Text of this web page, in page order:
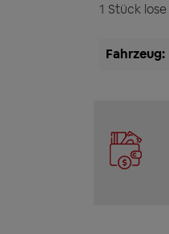
1 Stück lose
Fahrzeug: